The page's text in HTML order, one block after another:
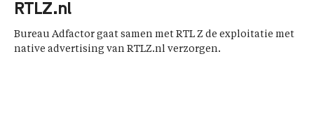
RTLZ.nl
Bureau Adfactor gaat samen met RTL Z de exploitatie met
native advertising van RTLZ.nl verzorgen.